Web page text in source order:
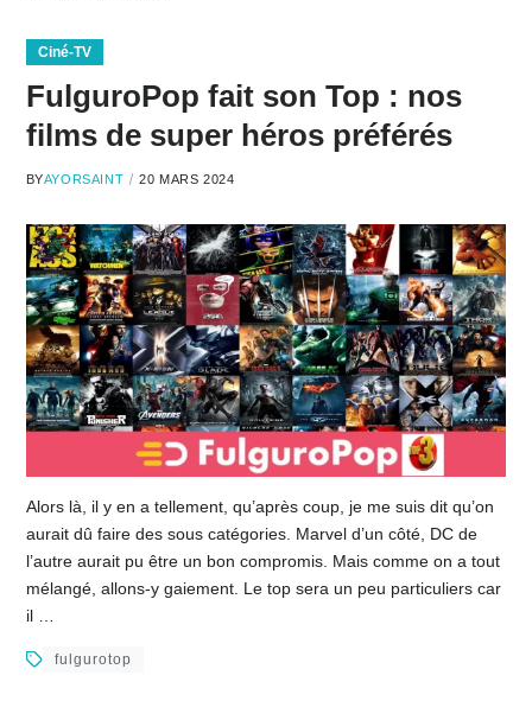
Ciné-TV
FulguroPop fait son Top : nos
films de super héros préférés
BYAYORSAINT 20 MARS 2024
Alors là, il y en a tellement, qu’après coup, je me suis dit qu’on
aurait dû faire des sous catégories. Marvel d’un côté, DC de
l’autre aurait pu être un bon compromis. Mais comme on a tout
mélangé, allons-y gaiement. Le top sera un peu particuliers car
il …
fulgurotop